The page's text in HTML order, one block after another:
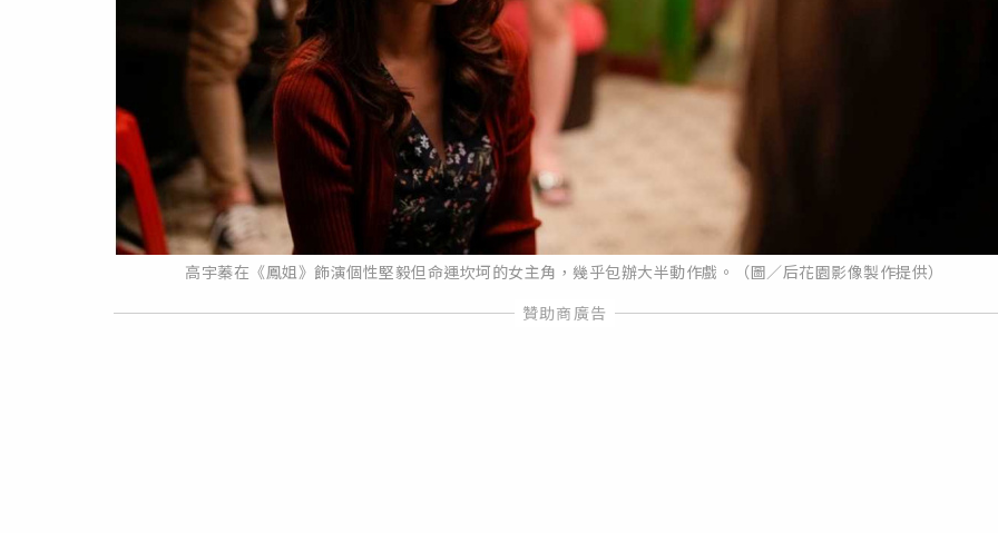
高宇蓁在《鳳姐》飾演個性堅毅但命運坎坷的女主角，幾乎包辦大半動作戲。（圖／后花園影像製作提供）